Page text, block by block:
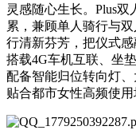
灵感随心生长。Plus
累，兼顾单人骑行与
行清新芬芳，把仪式
搭载4G车机互联、坐
配备智能归位转向灯
贴合都市女性高频使